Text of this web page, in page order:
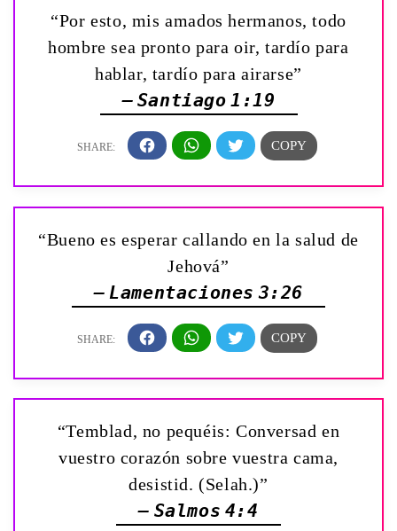
“Por esto, mis amados hermanos, todo
hombre sea pronto para oir, tardío para
hablar, tardío para airarse”
— Santiago 1:19
“Bueno es esperar callando en la salud de
Jehová”
— Lamentaciones 3:26
“Temblad, no pequéis: Conversad en
vuestro corazón sobre vuestra cama,
desistid. (Selah.)”
— Salmos 4:4